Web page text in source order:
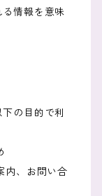
情報を意味
の目的で利
内、お問い合